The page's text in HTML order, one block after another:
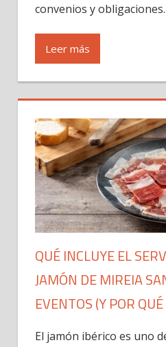
convenios y obligaciones.
Leer más
QUÉ INCLUYE EL
JAMÓN DE MIREIA
EVENTOS (Y POR
El jamón ibérico es uno